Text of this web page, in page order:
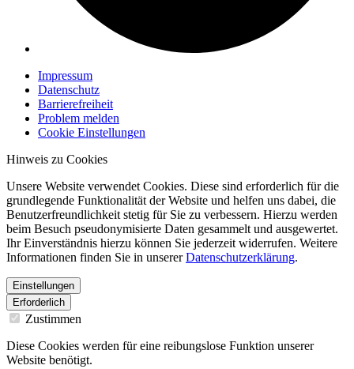
Impressum
Datenschutz
Barrierefreiheit
Problem melden
Cookie Einstellungen
Hinweis zu Cookies
Unsere Website verwendet Cookies. Diese sind erforderlich für die
grundlegende Funktionalität der Website und helfen uns dabei, die
Benutzerfreundlichkeit stetig für Sie zu verbessern. Hierzu werden
beim Besuch pseudonymisierte Daten gesammelt und ausgewertet.
Ihr Einverständnis hierzu können Sie jederzeit widerrufen. Weitere
Informationen finden Sie in unsererDatenschutzerklärung.
Einstellungen
Erforderlich
Zustimmen
Diese Cookies werden für eine reibungslose Funktion unserer
Website benötigt.